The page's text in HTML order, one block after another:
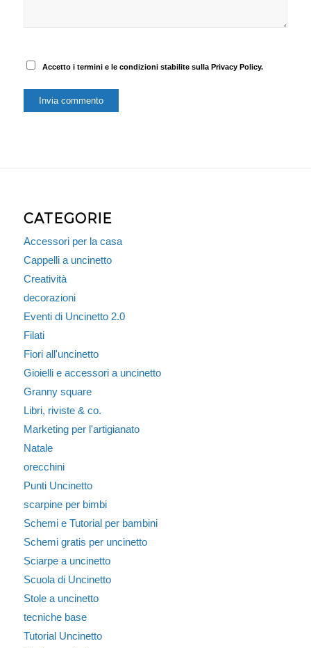
Accetto i termini e le condizioni stabilite sulla Privacy Policy.
CATEGORIE
Accessori per la casa
Cappelli a uncinetto
Creatività
decorazioni
Eventi di Uncinetto 2.0
Filati
Fiori all'uncinetto
Gioielli e accessori a uncinetto
Granny square
Libri, riviste & co.
Marketing per l'artigianato
Natale
orecchini
Punti Uncinetto
scarpine per bimbi
Schemi e Tutorial per bambini
Schemi gratis per uncinetto
Sciarpe a uncinetto
Scuola di Uncinetto
Stole a uncinetto
tecniche base
Tutorial Uncinetto